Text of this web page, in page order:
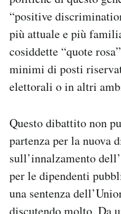
“positive
più attuale e più
cosiddette “quote
minimi di posti
elettorali o in altri
Questo dibattito non
partenza per la nuova
sull’innalzamento
per le dipendenti
una sentenza
discutendo molto. Da